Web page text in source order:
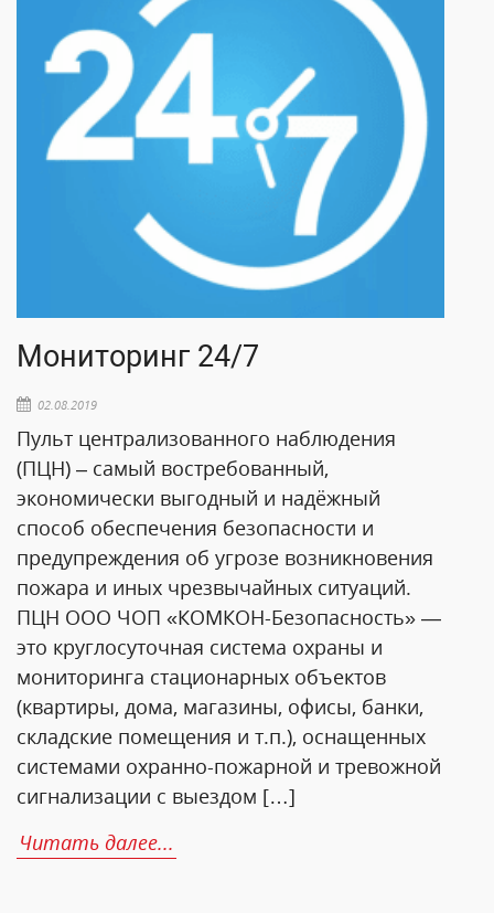
Мониторинг 24/7
02.08.2019
Пульт централизованного наблюдения
(ПЦН) – самый востребованный,
экономически выгодный и надёжный
способ обеспечения безопасности и
предупреждения об угрозе возникновения
пожара и иных чрезвычайных ситуаций.
ПЦН ООО ЧОП «КОМКОН-Безопасность» —
это круглосуточная система охраны и
мониторинга стационарных объектов
(квартиры, дома, магазины, офисы, банки,
складские помещения и т.п.), оснащенных
системами охранно-пожарной и тревожной
сигнализации с выездом […]
Читать далее...